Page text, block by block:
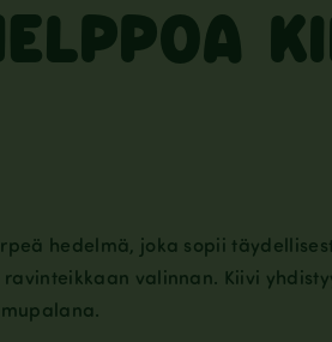
hedelmä, joka sopii
ravinteikkaan valinnan. Kiivi